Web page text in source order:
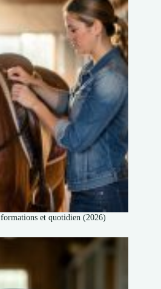
et quotidien (2026)